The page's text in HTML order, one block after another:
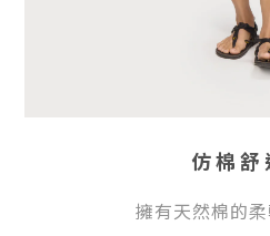
仿棉舒
擁有天然棉的